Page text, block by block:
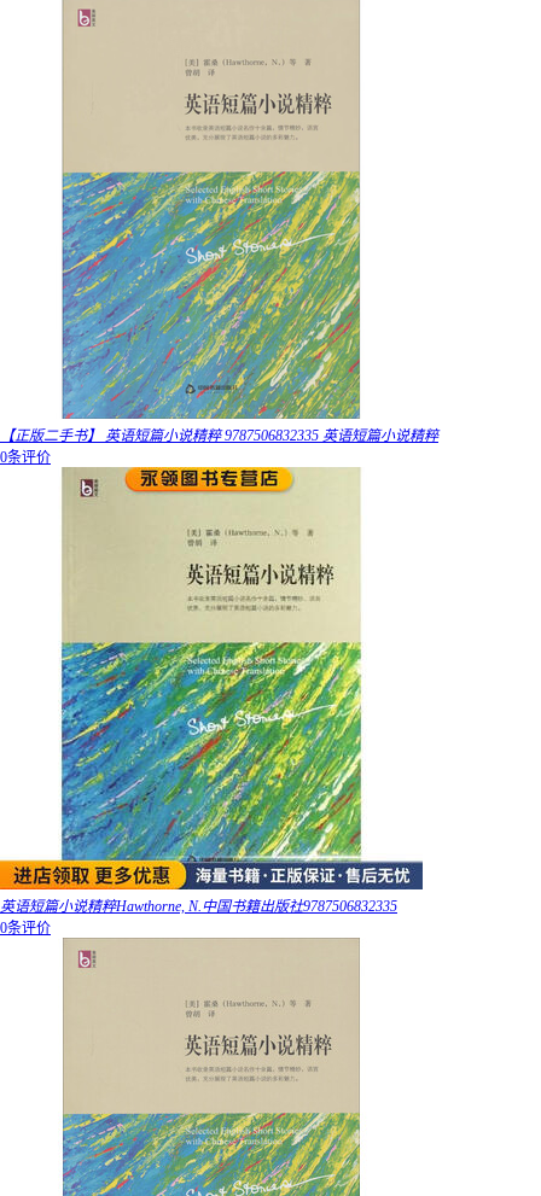
【正版二手书】 英语短篇小说精粹 9787506832335 英语短篇小说精粹
0条评价
英语短篇小说精粹Hawthorne, N.中国书籍出版社9787506832335
0条评价